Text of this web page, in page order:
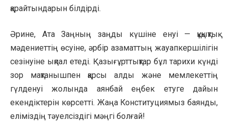
қарайтындарын білдірді.
Әрине, Ата Заңның заңды күшіне енуі — құқықтық
мәдениеттің өсуіне, әрбір азаматтың жауапкершілігін
сезінуіне ықпал етеді. Қазығұрттықтар бұл тарихи күнді
зор мақтанышпен қарсы алды және мемлекеттің
гүлденуі жолында аянбай еңбек етуге дайын
екендіктерін көрсетті. Жаңа Конституциямыз баянды,
еліміздің тәуелсіздігі мәңгі болғай!